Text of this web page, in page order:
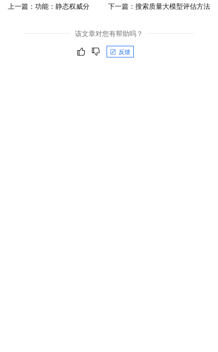
上一篇： 功能：静态权威分 下一篇： 搜索质量大模型评估方法
该文章对您有帮助吗？
反馈